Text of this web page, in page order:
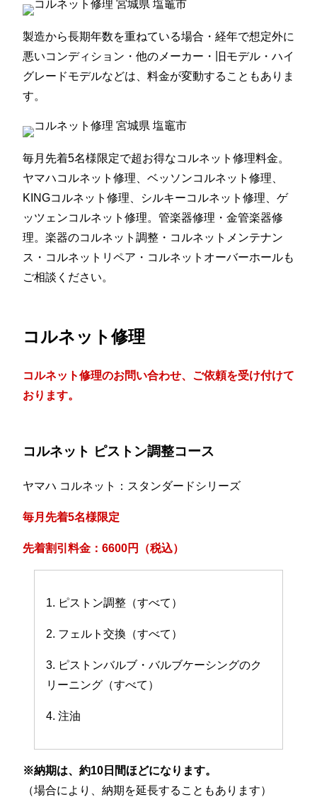
製造から長期年数を重ねている場合・経年で想定外に
悪いコンディション・他のメーカー・旧モデル・ハイ
グレードモデルなどは、料金が変動することもありま
す。
毎月先着5名様限定で超お得なコルネット修理料金。
ヤマハコルネット修理、ベッソンコルネット修理、
KINGコルネット修理、シルキーコルネット修理、ゲ
ッツェンコルネット修理。管楽器修理・金管楽器修
理。楽器のコルネット調整・コルネットメンテナン
ス・コルネットリペア・コルネットオーバーホールも
ご相談ください。
コルネット修理
コルネット修理のお問い合わせ、ご依頼を受け付けて
おります。
コルネット ピストン調整コース
ヤマハ コルネット：スタンダードシリーズ
毎月先着5名様限定
先着割引料金：6600円（税込）
1. ピストン調整（すべて）
2. フェルト交換（すべて）
3. ピストンバルブ・バルブケーシングのク
リーニング（すべて）
4. 注油
※納期は、約10日間ほどになります。
（場合により、納期を延長することもあります）